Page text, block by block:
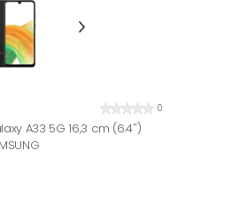
0
A33 5G 16,3 cm (6.4'')